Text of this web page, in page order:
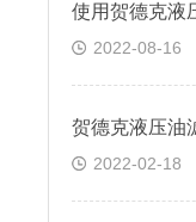
2022-08-16
2022-02-18